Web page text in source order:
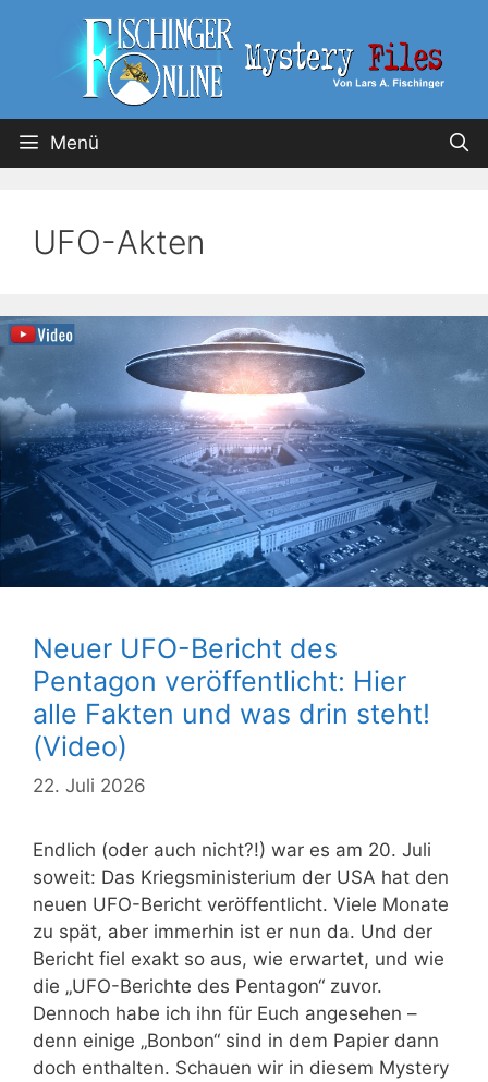
Menü
UFO-Akten
Neuer UFO-Bericht des
Pentagon veröffentlicht: Hier
alle Fakten und was drin steht!
(Video)
22. Juli 2026
Endlich (oder auch nicht?!) war es am 20. Juli
soweit: Das Kriegsministerium der USA hat den
neuen UFO-Bericht veröffentlicht. Viele Monate
zu spät, aber immerhin ist er nun da. Und der
Bericht fiel exakt so aus, wie erwartet, und wie
die „UFO-Berichte des Pentagon“ zuvor.
Dennoch habe ich ihn für Euch angesehen –
denn einige „Bonbon“ sind in dem Papier dann
doch enthalten. Schauen wir in diesem Mystery